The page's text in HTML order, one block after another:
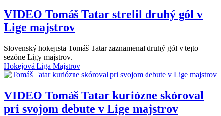
VIDEO Tomáš Tatar strelil druhý gól v
Lige majstrov
Slovenský hokejista Tomáš Tatar zaznamenal druhý gól v tejto
sezóne Ligy majstrov.
Hokejová Liga Majstrov
VIDEO Tomáš Tatar kuriózne skóroval
pri svojom debute v Lige majstrov